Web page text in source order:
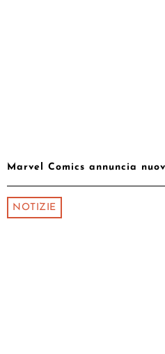
Marvel Comics annuncia
NOTIZIE